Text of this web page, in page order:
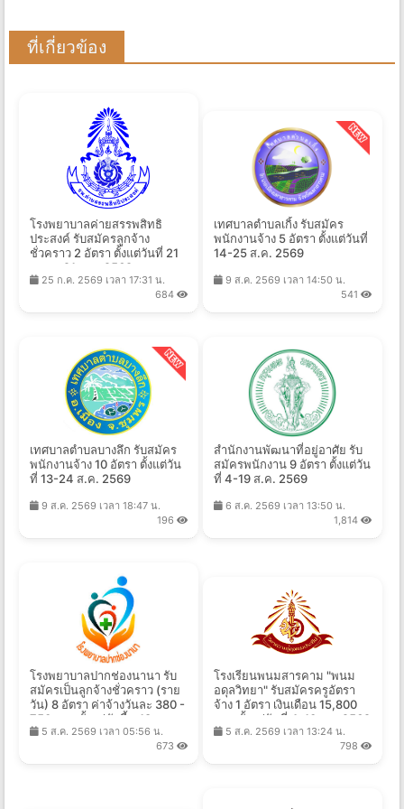
ที่เกี่ยวข้อง
โรงพยาบาลค่ายสรรพสิทธิ
ประสงค์ รับสมัครลูกจ้าง
ชั่วคราว 2 อัตรา ตั้งแต่วันที่ 21
ก.ค. - 21 ส.ค. 2569
25 ก.ค. 2569 เวลา 17:31 น.
684
เทศบาลตำบลเกิ้ง รับสมัคร
พนักงานจ้าง 5 อัตรา ตั้งแต่วันที่
14-25 ส.ค. 2569
9 ส.ค. 2569 เวลา 14:50 น.
541
เทศบาลตำบลบางลึก รับสมัคร
พนักงานจ้าง 10 อัตรา ตั้งแต่วัน
ที่ 13-24 ส.ค. 2569
9 ส.ค. 2569 เวลา 18:47 น.
196
สำนักงานพัฒนาที่อยู่อาศัย รับ
สมัครพนักงาน 9 อัตรา ตั้งแต่วัน
ที่ 4-19 ส.ค. 2569
6 ส.ค. 2569 เวลา 13:50 น.
1,814
โรงพยาบาลปากช่องนานา รับ
สมัครเป็นลูกจ้างชั่วคราว (ราย
วัน) 8 อัตรา ค่าจ้างวันละ 380 -
750 บาท ตั้งแต่บัดนี้ - 18 ส.ค.
25695 ส.ค. 2569 เวลา 05:56 น.
673
โรงเรียนพนมสารคาม "พนม
อดุลวิทยา" รับสมัครครูอัตรา
จ้าง 1 อัตรา เงินเดือน 15,800
บาท ตั้งแต่วันที่ 4-10 ส.ค.2569
5 ส.ค. 2569 เวลา 13:24 น.
798